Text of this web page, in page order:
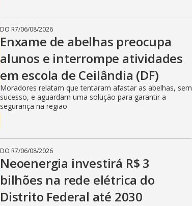
DO R7/06/08/2026
Enxame de abelhas preocupa
alunos e interrompe atividades
em escola de Ceilândia (DF)
Moradores relatam que tentaram afastar as abelhas, sem
sucesso, e aguardam uma solução para garantir a
segurança na região
DO R7/06/08/2026
Neoenergia investirá R$ 3
bilhões na rede elétrica do
Distrito Federal até 2030